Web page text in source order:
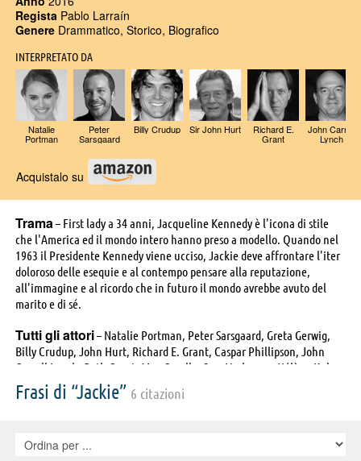
Regista Pablo Larraín
Genere Drammatico, Storico, Biografico
INTERPRETATO DA
Natalie
Portman
Peter
Sarsgaard
Billy Crudup Sir John Hurt Richard E.
Grant
John Carroll
Lynch
Acquistalo su
Trama – First lady a 34 anni, Jacqueline Kennedy è l'icona di stile
che l'America ed il mondo intero hanno preso a modello. Quando nel
1963 il Presidente Kennedy viene ucciso, Jackie deve affrontare l'iter
doloroso delle esequie e al contempo pensare alla reputazione,
all'immagine e al ricordo che in futuro il mondo avrebbe avuto del
marito e di sé.
Tutti gli attori– Natalie Portman, Peter Sarsgaard, Greta Gerwig,
Billy Crudup, John Hurt, Richard E. Grant, Caspar Phillipson, John
Carroll Lynch, Beth Grant, Max Casella, Sara Verhagen, Hélène Kuhn,
Deborah Findlay, Corey Johnson, Aidan O'Hare, Ralph Brown, David
Caves, Penny Downie, Georgie Glen, Julie Judd, Peter Hudson, John
Höhn, Serge Onteniente, Sunnie Pelant, Aiden Weinberg, Brody
Frasi di “Jackie” 6 citazioni